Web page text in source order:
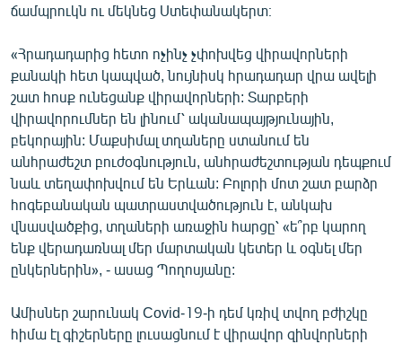
English
Русский
ՀԵՏԵՎԵՔ ՄԵԶ
«Ազատության» բոլոր կայքերը
ճամպրուկն ու մեկնեց Ստեփանակերտ։
«Հրադադարից հետո ոչինչ չփոխվեց վիրավորների
քանակի հետ կապված, նույնիսկ հրադադար վրա ավելի
շատ հոսք ունեցանք վիրավորների: Տարբերի
վիրավորումներ են լինում՝ ականապայթյունային,
բեկորային: Մաքսիմալ տղաները ստանում են
անհրաժեշտ բուժօգնություն, անհրաժեշտության դեպքում
նաև տեղափոխվում են Երևան: Բոլորի մոտ շատ բարձր
հոգեբանական պատրաստվածություն է, անկախ
վնասվածքից, տղաների առաջին հարցը՝ «ե՞րբ կարող
ենք վերադառնալ մեր մարտական կետեր և օգնել մեր
ընկերներին», - ասաց Պողոսյանը:
Ամիսներ շարունակ Covid-19-ի դեմ կռիվ տվող բժիշկը
հիմա էլ գիշերները լուսացնում է վիրավոր զինվորների